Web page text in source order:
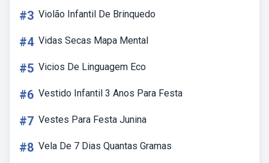
#3 Violão Infantil De Brinquedo
#4 Vidas Secas Mapa Mental
#5 Vicios De Linguagem Eco
#6 Vestido Infantil 3 Anos Para Festa
#7 Vestes Para Festa Junina
#8 Vela De 7 Dias Quantas Gramas